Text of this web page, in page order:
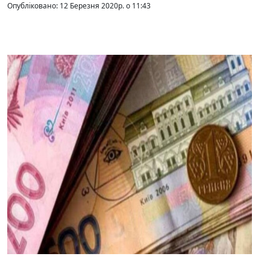
Опубліковано: 12 Березня 2020р. о 11:43